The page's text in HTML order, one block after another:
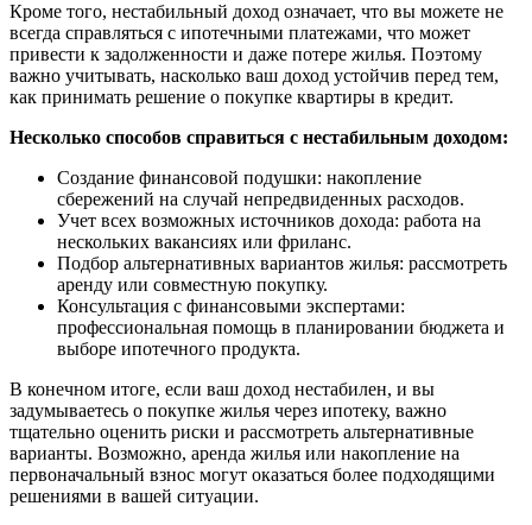
Кроме того, нестабильный доход означает, что вы можете не
всегда справляться с ипотечными платежами, что может
привести к задолженности и даже потере жилья. Поэтому
важно учитывать, насколько ваш доход устойчив перед тем,
как принимать решение о покупке квартиры в кредит.
Несколько способов справиться с нестабильным доходом:
Создание финансовой подушки: накопление
сбережений на случай непредвиденных расходов.
Учет всех возможных источников дохода: работа на
нескольких вакансиях или фриланс.
Подбор альтернативных вариантов жилья: рассмотреть
аренду или совместную покупку.
Консультация с финансовыми экспертами:
профессиональная помощь в планировании бюджета и
выборе ипотечного продукта.
В конечном итоге, если ваш доход нестабилен, и вы
задумываетесь о покупке жилья через ипотеку, важно
тщательно оценить риски и рассмотреть альтернативные
варианты. Возможно, аренда жилья или накопление на
первоначальный взнос могут оказаться более подходящими
решениями в вашей ситуации.